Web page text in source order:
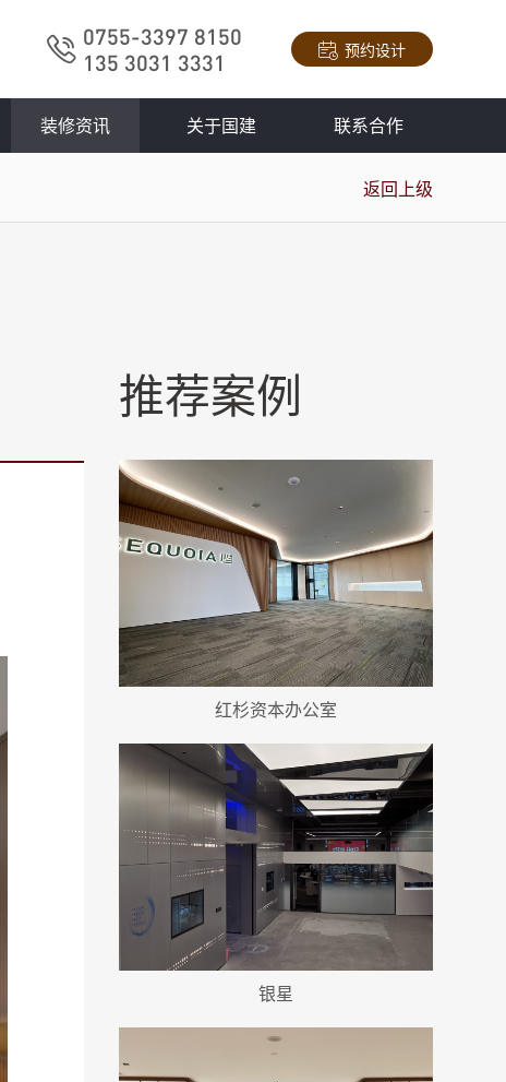
0755-3397 8150
135 3031 3331
预约设计
装修资讯 关于国建 联系合作
返回上级
推荐案例
红杉资本办公室
银星